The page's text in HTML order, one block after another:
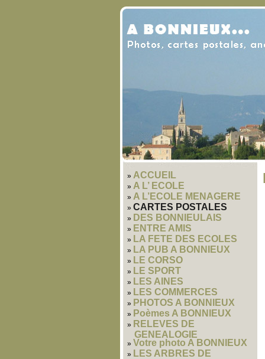
ACCUEIL
A L’ ECOLE
A L’ECOLE MENAGERE
CARTES POSTALES
DES BONNIEULAIS
ENTRE AMIS
LA FETE DES ECOLES
LA PUB A BONNIEUX
LE CORSO
LE SPORT
LES AINES
LES COMMERCES
PHOTOS A BONNIEUX
Poèmes A BONNIEUX
RELEVES DE
GENEALOGIE
Votre photo A BONNIEUX
LES ARBRES DE